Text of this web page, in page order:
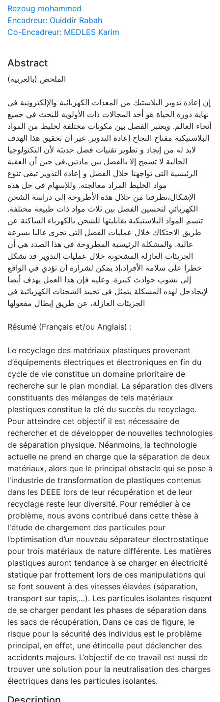
Rezoug mohammed
Encadreur: Ouiddir Rabah
Co-Encadreur: MEDLES Karim
Abstract
الملخص (بالعربية)
إن إعادة تدوير البلاستيك من المعدات الكهربائية والإلكترونية في
نهاية دورة الحياة هو أحد المجالات ذات الأولوية للبحث في جميع
أنحاء العالم. ويعتبر الفصل بين مكونات مختلفة لخليط من المواد
البلاستيكية مفتاح النجاح إعادة التدوير. غير أن تحقيق هذا الهدف
لابد له من إيجاد و تطوير تقنيات فصل حديثة لأن التكنولوجيا
الحالية لا تسمح إلا بالفصل بين مادتين،في حين أن العقبة
الرئيسية التي تواجهنا خلال الفصل و إعادة التدوير تبقى تنوع
مواد الخليط المراد معالجته. وللإسهام في حل هذه
الإشكال،تطرقنا من خلال هذه الأطروحة إلى دراسة الشحن
الكهربائي لتحسين الفصل بين ثلاث مواد ذات طبيعة مختلفة.
تتسم المواد البلاستيكية بقابليتها للشحن بالكهرباء الساكنة عن
طريق الاحتكاك خلال عمليات الفصل التي تجرى غالبا بسرعة
عالية. والمشكلة الرئيسية المطروحة في هذا الصدد هي أن
الجزيئات العازلة المشحونة خلال عمليات التدوير قد تشكل
خطرا على سلامة الأفراد،إذ يمكن لشرارة أن تؤدي في الواقع
إلى نشوب حوادث كبيرة. وعليه فإن هذا العمل يهدف أيضا
لإيجادحل لهذه المشكلة يتمثل في تحييد الشحنات الكهربائية في
الجزيئات العازلة، عن طريق إبطال مفعولها
Résumé (Français et/ou Anglais) :
Le recyclage des matériaux plastiques provenant
d’équipements électriques et électroniques en fin du
cycle de vie constitue un domaine prioritaire de
recherche sur le plan mondial. La séparation des divers
constituants des mélanges de tels matériaux
plastiques constitue la clé du succès du recyclage.
Pour atteindre cet objectif il est nécessaire de
rechercher et de développer de nouvelles technologies
de séparation physique. Néanmoins, la technologie
actuelle ne prend en charge que la séparation de deux
matériaux, alors que le principal obstacle qui se pose à
l'industrie de transformation de plastiques contenus
dans les DEEE lors de leur récupération et de leur
recyclage reste leur diversité. Pour remédier à ce
problème, nous avons contribué dans cette thèse à
l'étude de chargement des particules pour
l’optimisation d’un nouveau séparateur électrostatique
pour trois matériaux de nature différente. Les matières
plastiques auront tendance à se charger en électricité
statique par frottement lors de ces manipulations qui
se font souvent à des vitesses élevées (séparation,
transport sur tapis,…). Les particules isolantes risquent
de se charger pendant les phases de séparation dans
les sacs de récupération, Dans ce cas de figure, le
risque pour la sécurité des individus est le problème
principal, en effet, une étincelle peut déclencher des
accidents majeurs. L’objectif de ce travail est aussi de
trouver une solution pour la neutralisation des charges
électriques dans les particules isolantes.